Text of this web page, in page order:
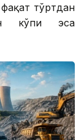
тўртдан
кўпи эса